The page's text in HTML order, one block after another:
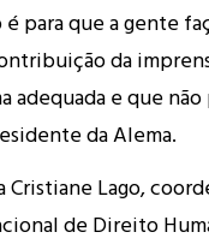
é para que a gente
da
adequada e que
da Alema.
Lago,
de Direito